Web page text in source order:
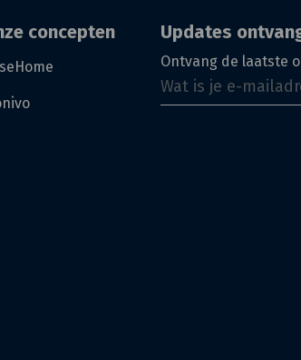
concepten Updates
Ontvang de laatste